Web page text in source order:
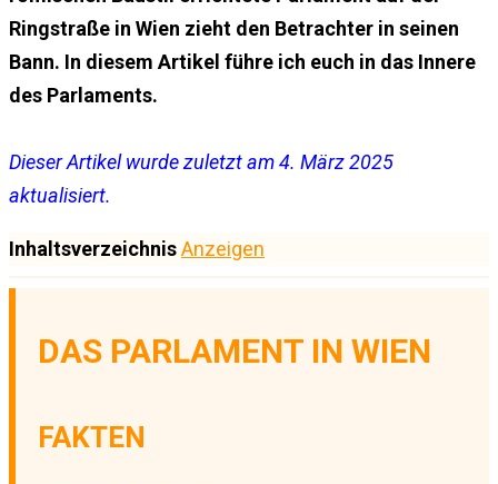
Ringstraße in Wien zieht den Betrachter in seinen
Bann. In diesem Artikel führe ich euch in das Innere
des Parlaments.
Dieser Artikel wurde zuletzt am 4. März 2025
aktualisiert.
InhaltsverzeichnisAnzeigen
DAS PARLAMENT IN WIEN
FAKTEN